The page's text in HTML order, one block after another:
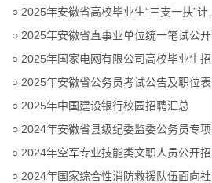
2025年安徽省高校毕业生“三支一扶”计划招募公告
2025年安徽省直事业单位统一笔试公开招聘工作人员公告
2025年国家电网有限公司高校毕业生招聘公告(第二批)汇总
2025年安徽省公务员考试公告及职位表
2025年中国建设银行校园招聘汇总
2024年安徽省县级纪委监委公务员专项招考公告及职位表汇总
2024年空军专业技能类文职人员公开招考公告
2024年国家综合性消防救援队伍面向社会招录消防员公告